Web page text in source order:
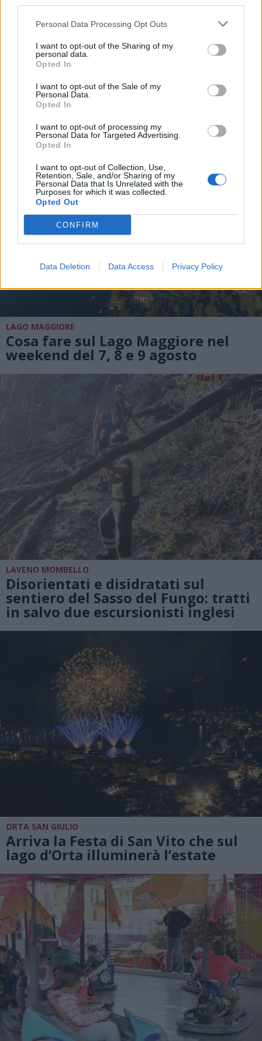
Personal Data Processing Opt Outs
I want to opt-out of the Sharing of my
personal data.
Opted In
I want to opt-out of the Sale of my
Personal Data.
Opted In
I want to opt-out of processing my
Personal Data for Targeted Advertising.
Opted In
I want to opt-out of Collection, Use,
Retention, Sale, and/or Sharing of my
Personal Data that Is Unrelated with the
Purposes for which it was collected.
Opted Out
CONFIRM
Data Deletion Data Access Privacy Policy
LAGO MAGGIORE
Cosa fare sul Lago Maggiore nel
weekend del 7, 8 e 9 agosto
LAVENO MOMBELLO
Disorientati e disidratati sul
sentiero del Sasso del Fungo: tratti
in salvo due escursionisti inglesi
ORTA SAN GIULIO
Arriva la Festa di San Vito che sul
lago d’Orta illuminerà l’estate